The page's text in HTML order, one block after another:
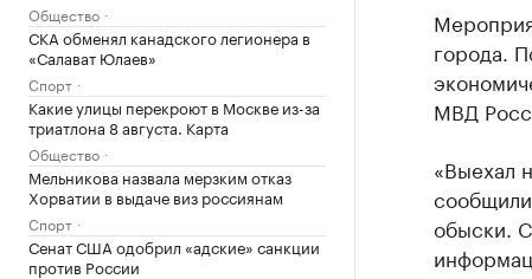
Общество
СКА обменял канадского легионера в
«Салават Юлаев»
Спорт
Какие улицы перекроют в Москве из-за
триатлона 8 августа. Карта
Общество
Мельникова назвала мерзким отказ
Хорватии в выдаче виз россиянам
Спорт
Сенат США одобрил «адские» санкции
против России
города.
МВД
«Выехал
обыски.